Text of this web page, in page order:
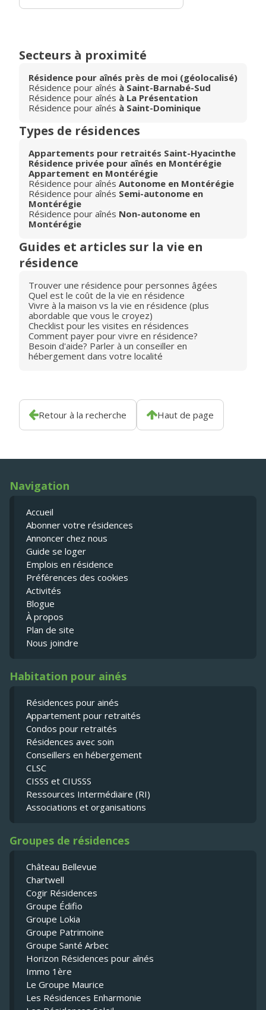
Secteurs à proximité
Résidence pour aînés près de moi (géolocalisé)
Résidence pour aînés à Saint-Barnabé-Sud
Résidence pour aînés à La Présentation
Résidence pour aînés à Saint-Dominique
Types de résidences
Appartements pour retraités Saint-Hyacinthe
Résidence privée pour aînés en Montérégie
Appartement en Montérégie
Résidence pour aînés Autonome en Montérégie
Résidence pour aînés Semi-autonome en
Montérégie
Résidence pour aînés Non-autonome en
Montérégie
Guides et articles sur la vie en
résidence
Trouver une résidence pour personnes âgées
Quel est le coût de la vie en résidence
Vivre à la maison vs la vie en résidence (plus
abordable que vous le croyez)
Checklist pour les visites en résidences
Comment payer pour vivre en résidence?
Besoin d'aide? Parler à un conseiller en
hébergement dans votre localité
Retour à la recherche Haut de page
Navigation
Accueil
Abonner votre résidences
Annoncer chez nous
Guide se loger
Emplois en résidence
Préférences des cookies
Activités
Blogue
À propos
Plan de site
Nous joindre
Habitation pour ainés
Résidences pour ainés
Appartement pour retraités
Condos pour retraités
Résidences avec soin
Conseillers en hébergement
CLSC
CISSS et CIUSSS
Ressources Intermédiaire (RI)
Associations et organisations
Groupes de résidences
Château Bellevue
Chartwell
Cogir Résidences
Groupe Édifio
Groupe Lokia
Groupe Patrimoine
Groupe Santé Arbec
Horizon Résidences pour aînés
Immo 1ère
Le Groupe Maurice
Les Résidences Enharmonie